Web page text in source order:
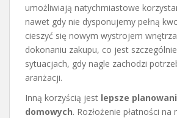
umożliwiają natychmiastowe
nawet gdy nie dysponujemy pełną
cieszyć się nowym wystrojem
dokonaniu zakupu, co jest
sytuacjach, gdy nagle zachodzi
aranżacji.
Inną korzyścią jest lepsze
domowych. Rozłożenie płatności